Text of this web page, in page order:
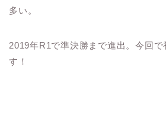
多い。
2019年R1で準決勝まで進出。今回で
す！